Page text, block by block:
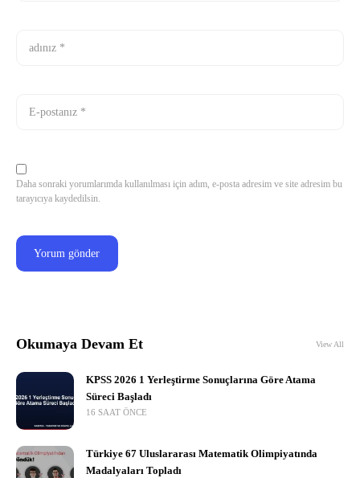
Daha sonraki yorumlarımda kullanılması için adım, e-posta adresim ve site adresim bu
tarayıcıya kaydedilsin.
Okumaya Devam Et View All
KPSS 2026 1 Yerleştirme Sonuçlarına Göre Atama
Süreci Başladı
16 SAAT ÖNCE
Türkiye 67 Uluslararası Matematik Olimpiyatında
Madalyaları Topladı